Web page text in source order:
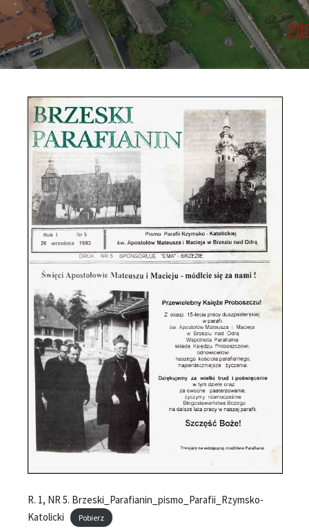
R. 1, NR 5. Brzeski_Parafianin_pismo_Parafii_Rzymsko-
Katolicki
Pobierz